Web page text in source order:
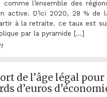
comme l’ensemble des
active. D’ici 2020, 28 % de
à la retraite. ce taux est
par la pyramide […]
de l’âge légal
d’euros